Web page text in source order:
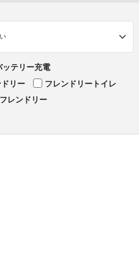
ッテリー充電
リー
フレンドリートイレ
レンドリー